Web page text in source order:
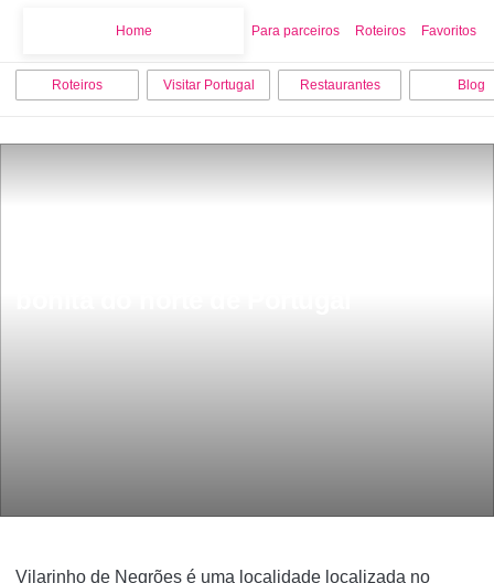
Home Para parceiros Roteiros Favoritos
Roteiros Visitar Portugal Restaurantes Blog
Vilarinho de Negrões é uma localidade localizada no